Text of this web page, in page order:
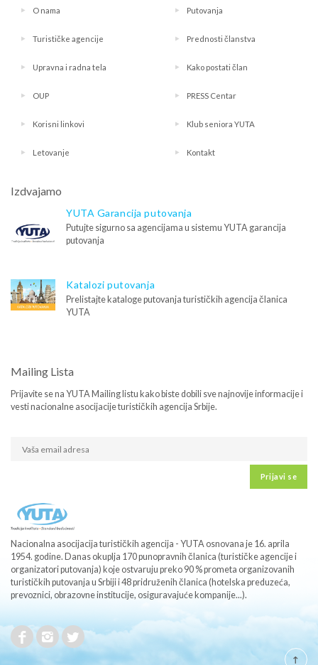
O nama Putovanja
Turističke agencije Prednosti članstva
Upravna i radna tela Kako postati član
OUP PRESS Centar
Korisni linkovi Klub seniora YUTA
Letovanje Kontakt
Izdvajamo
YUTA Garancija putovanja
Putujte sigurno sa agencijama u sistemu YUTA garancija
putovanja
Katalozi putovanja
Prelistajte kataloge putovanja turističkih agencija članica
YUTA
Mailing Lista
Prijavite se na YUTA Mailing listu kako biste dobili sve najnovije informacije i
vesti nacionalne asocijacije turističkih agencija Srbije.
Prijavi se
Nacionalna asocijacija turističkih agencija - YUTA osnovana je 16. aprila
1954. godine. Danas okuplja 170 punopravnih članica (turističke agencije i
organizatori putovanja) koje ostvaruju preko 90 % prometa organizovanih
turističkih putovanja u Srbiji i 48 pridruženih članica (hotelska preduzeća,
prevoznici, obrazovne institucije, osiguravajuće kompanije...).